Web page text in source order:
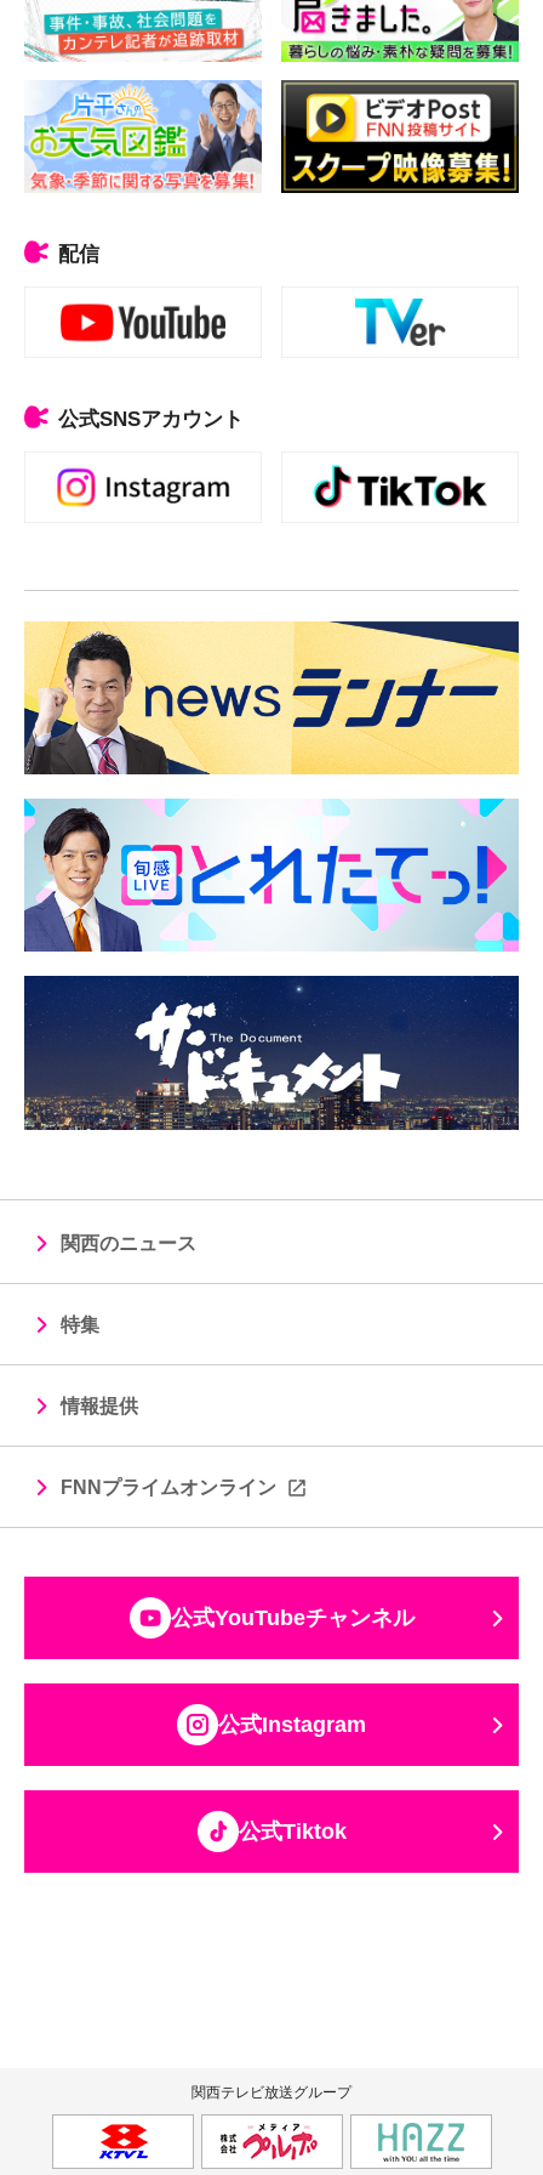
配信
公式SNSアカウント
関西のニュース
特集
情報提供
FNNプライムオンライン
公式YouTubeチャンネル
公式Instagram
公式Tiktok
関西テレビ放送グループ